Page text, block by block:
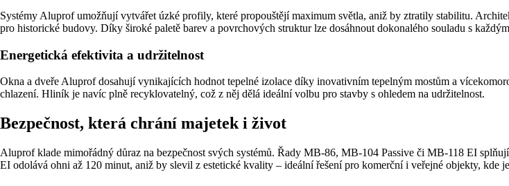
Systémy Aluprof umožňují vytvářet úzké profily, které propouštějí maximum světla, aniž by ztratily stabilitu.
pro historické budovy. Díky široké paletě barev a povrchových struktur lze dosáhnout dokonalého souladu s
Energetická efektivita a udržitelnost
Okna a dveře Aluprof dosahují vynikajících hodnot tepelné izolace díky inovativním tepelným mostům a
chlazení. Hliník je navíc plně recyklovatelný, což z něj dělá ideální volbu pro stavby s ohledem na udržitelnost.
Bezpečnost, která chrání majetek i život
Aluprof klade mimořádný důraz na bezpečnost svých systémů. Řady MB-86, MB-104 Passive či MB-118 EI
EI odolává ohni až 120 minut, aniž by slevil z estetické kvality – ideální řešení pro komerční i veřejné objekty, kde